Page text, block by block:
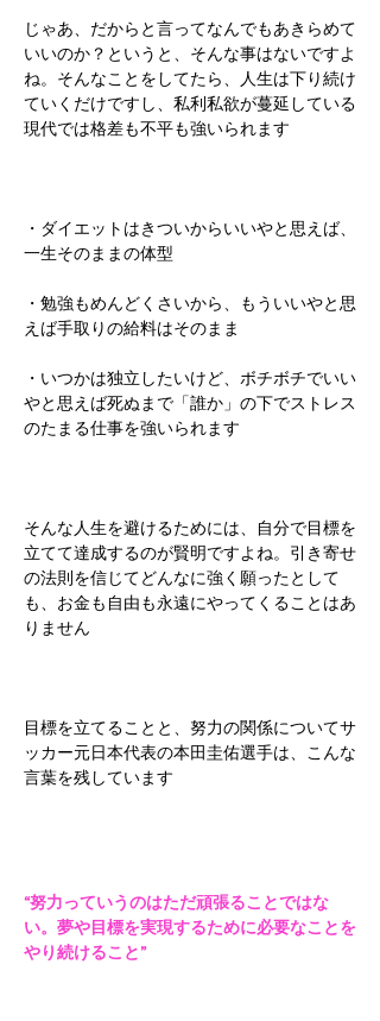
じゃあ、だからと言ってなんでもあきらめて
いいのか？というと、そんな事はないですよ
ね。そんなことをしてたら、人生は下り続け
ていくだけですし、私利私欲が蔓延している
現代では格差も不平も強いられます
・ダイエットはきついからいいやと思えば、
一生そのままの体型
・勉強もめんどくさいから、もういいやと思
えば手取りの給料はそのまま
・いつかは独立したいけど、ボチボチでいい
やと思えば死ぬまで「誰か」の下でストレス
のたまる仕事を強いられます
そんな人生を避けるためには、自分で目標を
立てて達成するのが賢明ですよね。引き寄せ
の法則を信じてどんなに強く願ったとして
も、お金も自由も永遠にやってくることはあ
りません
目標を立てることと、努力の関係についてサ
ッカー元日本代表の本田圭佑選手は、こんな
言葉を残しています
“努力っていうのはただ頑張ることではな
い。夢や目標を実現するために必要なことを
やり続けること”